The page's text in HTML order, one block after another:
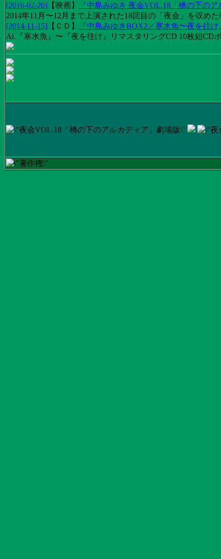
[2016-02-20] 【 映画】
『中島みゆき 夜会VOL.18「橋の下の
2014年11月〜12月まで上演された18回目の「夜会」を収め
[2014-11-15] 【 ＣＤ 】
『中島みゆきBOX2／寒水魚〜夜を往
Al.『寒水魚』〜『夜を往け』リマスタリングCD 10枚組CD